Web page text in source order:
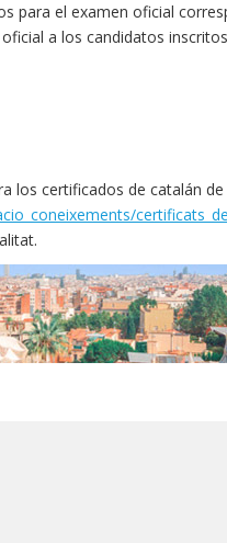
para el examen oficial
a los candidatos
los certificados de catalán